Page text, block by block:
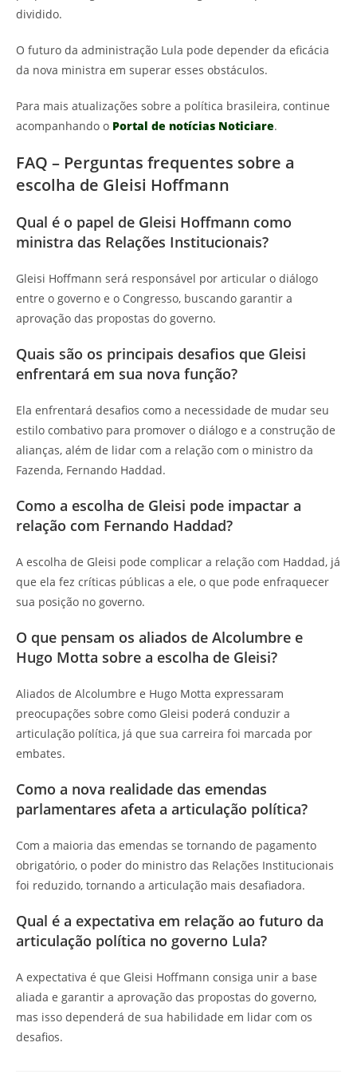
dividido.
O futuro da administração Lula pode depender da eficácia
da nova ministra em superar esses obstáculos.
Para mais atualizações sobre a política brasileira, continue
acompanhando o Portal de notícias Noticiare.
FAQ – Perguntas frequentes sobre a
escolha de Gleisi Hoffmann
Qual é o papel de Gleisi Hoffmann como
ministra das Relações Institucionais?
Gleisi Hoffmann será responsável por articular o diálogo
entre o governo e o Congresso, buscando garantir a
aprovação das propostas do governo.
Quais são os principais desafios que Gleisi
enfrentará em sua nova função?
Ela enfrentará desafios como a necessidade de mudar seu
estilo combativo para promover o diálogo e a construção de
alianças, além de lidar com a relação com o ministro da
Fazenda, Fernando Haddad.
Como a escolha de Gleisi pode impactar a
relação com Fernando Haddad?
A escolha de Gleisi pode complicar a relação com Haddad, já
que ela fez críticas públicas a ele, o que pode enfraquecer
sua posição no governo.
O que pensam os aliados de Alcolumbre e
Hugo Motta sobre a escolha de Gleisi?
Aliados de Alcolumbre e Hugo Motta expressaram
preocupações sobre como Gleisi poderá conduzir a
articulação política, já que sua carreira foi marcada por
embates.
Como a nova realidade das emendas
parlamentares afeta a articulação política?
Com a maioria das emendas se tornando de pagamento
obrigatório, o poder do ministro das Relações Institucionais
foi reduzido, tornando a articulação mais desafiadora.
Qual é a expectativa em relação ao futuro da
articulação política no governo Lula?
A expectativa é que Gleisi Hoffmann consiga unir a base
aliada e garantir a aprovação das propostas do governo,
mas isso dependerá de sua habilidade em lidar com os
desafios.